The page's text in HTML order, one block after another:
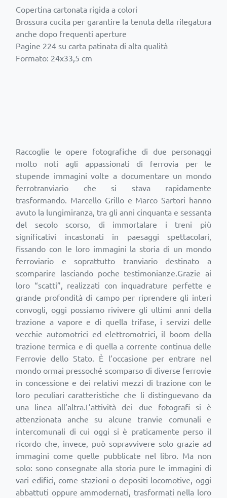
Copertina cartonata rigida a colori
Brossura cucita per garantire la tenuta della rilegatura
anche dopo frequenti aperture
Pagine 224 su carta patinata di alta qualità
Formato: 24x33,5 cm
Raccoglie le opere fotografiche di due personaggi
molto noti agli appassionati di ferrovia per le
stupende immagini volte a documentare un mondo
ferrotranviario che si stava rapidamente
trasformando. Marcello Grillo e Marco Sartori hanno
avuto la lungimiranza, tra gli anni cinquanta e sessanta
del secolo scorso, di immortalare i treni più
significativi incastonati in paesaggi spettacolari,
fissando con le loro immagini la storia di un mondo
ferroviario e soprattutto tranviario destinato a
scomparire lasciando poche testimonianze.Grazie ai
loro “scatti”, realizzati con inquadrature perfette e
grande profondità di campo per riprendere gli interi
convogli, oggi possiamo rivivere gli ultimi anni della
trazione a vapore e di quella trifase, i servizi delle
vecchie automotrici ed elettromotrici, il boom della
trazione termica e di quella a corrente continua delle
Ferrovie dello Stato. È l’occasione per entrare nel
mondo ormai pressoché scomparso di diverse ferrovie
in concessione e dei relativi mezzi di trazione con le
loro peculiari caratteristiche che li distinguevano da
una linea all’altra.L’attività dei due fotografi si è
attenzionata anche su alcune tranvie comunali e
intercomunali di cui oggi si è praticamente perso il
ricordo che, invece, può sopravvivere solo grazie ad
immagini come quelle pubblicate nel libro. Ma non
solo: sono consegnate alla storia pure le immagini di
vari edifici, come stazioni o depositi locomotive, oggi
abbattuti oppure ammodernati, trasformati nella loro